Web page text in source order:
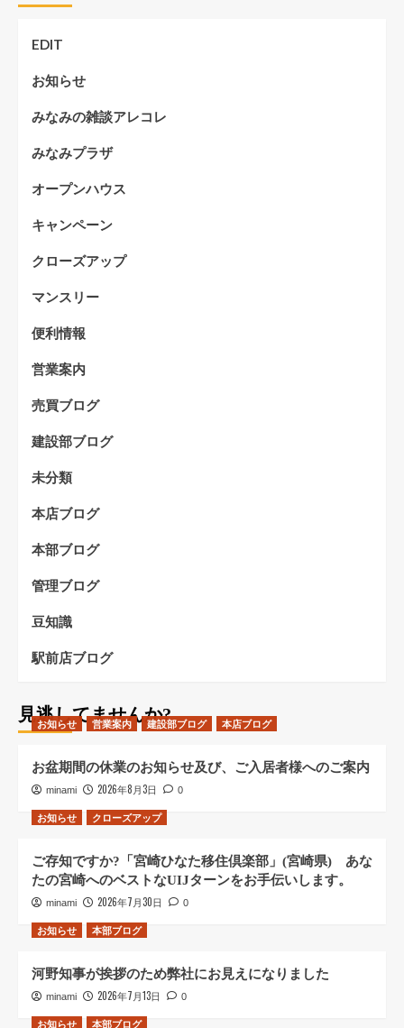
EDIT
お知らせ
みなみの雑談アレコレ
みなみプラザ
オープンハウス
キャンペーン
クローズアップ
マンスリー
便利情報
営業案内
売買ブログ
建設部ブログ
未分類
本店ブログ
本部ブログ
管理ブログ
豆知識
駅前店ブログ
見逃してませんか?
お知らせ 営業案内 建設部ブログ 本店ブログ
お盆期間の休業のお知らせ及び、ご入居者様へのご案内
minami 2026年8月3日 0
お知らせ クローズアップ
ご存知ですか?「宮崎ひなた移住倶楽部」(宮崎県) あな
たの宮崎へのベストなUIJターンをお手伝いします。
minami 2026年7月30日 0
お知らせ 本部ブログ
河野知事が挨拶のため弊社にお見えになりました
minami 2026年7月13日 0
お知らせ 本部ブログ